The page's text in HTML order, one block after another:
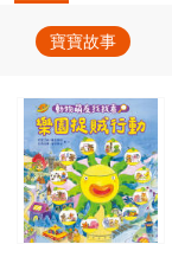
寶寶故事